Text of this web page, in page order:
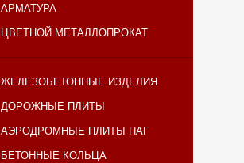
АРМАТУРА
ЦВЕТНОЙ МЕТАЛЛОПРОКАТ
ЖЕЛЕЗОБЕТОННЫЕ ИЗДЕЛИЯ
ДОРОЖНЫЕ ПЛИТЫ
АЭРОДРОМНЫЕ ПЛИТЫ ПАГ
БЕТОННЫЕ КОЛЬЦА